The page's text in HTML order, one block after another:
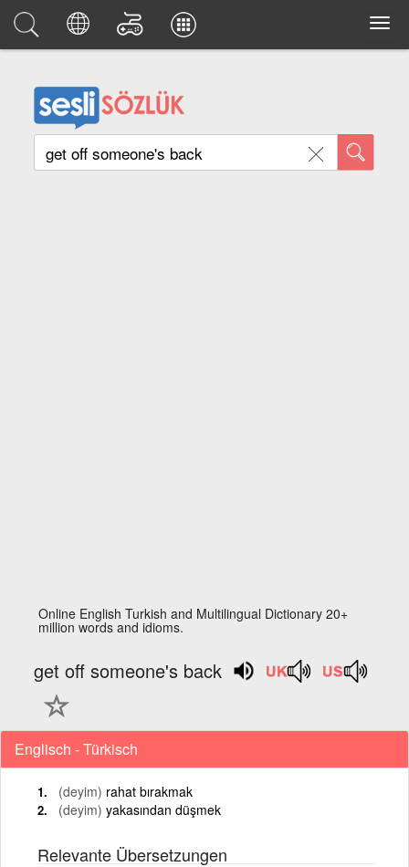
Online English Turkish and Multilingual Dictionary 20+
million words and idioms.
get off someone's back
Englisch - Türkisch
(deyim) rahat bırakmak
(deyim) yakasından düşmek
Relevante Übersetzungen